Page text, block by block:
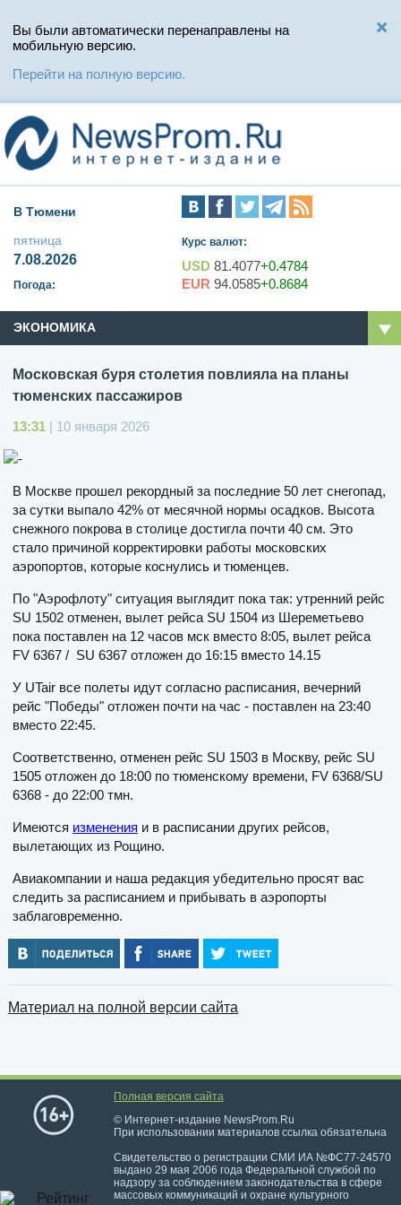
Вы были автоматически перенаправлены на
мобильную версию.
Перейти на полную версию.
В Тюмени
пятница
7.08.2026
Погода:
Курс валют:
USD 81.4077+0.4784
EUR 94.0585+0.8684
ЭКОНОМИКА
Московская буря столетия повлияла на планы
тюменских пассажиров
13:31 | 10 января 2026
В Москве прошел рекордный за последние 50 лет снегопад,
за сутки выпало 42% от месячной нормы осадков. Высота
снежного покрова в столице достигла почти 40 см. Это
стало причиной корректировки работы московских
аэропортов, которые коснулись и тюменцев.
По "Аэрофлоту" ситуация выглядит пока так: утренний рейс
SU 1502 отменен, вылет рейса SU 1504 из Шереметьево
пока поставлен на 12 часов мск вместо 8:05, вылет рейса
FV 6367 / SU 6367 отложен до 16:15 вместо 14.15
У UTair все полеты идут согласно расписания, вечерний
рейс "Победы" отложен почти на час - поставлен на 23:40
вместо 22:45.
Соответственно, отменен рейс SU 1503 в Москву, рейс SU
1505 отложен до 18:00 по тюменскому времени, FV 6368/SU
6368 - до 22:00 тмн.
Имеются изменения и в расписании других рейсов,
вылетающих из Рощино.
Авиакомпании и наша редакция убедительно просят вас
следить за расписанием и прибывать в аэропорты
заблаговременно.
Материал на полной версии сайта
Полная версия сайта
© Интернет-издание NewsProm.Ru
При использовании материалов ссылка обязательна
Свидетельство о регистрации СМИ ИА №ФС77-24570
выдано 29 мая 2006 года Федеральной службой по
надзору за соблюдением законодательства в сфере
массовых коммуникаций и охране культурного